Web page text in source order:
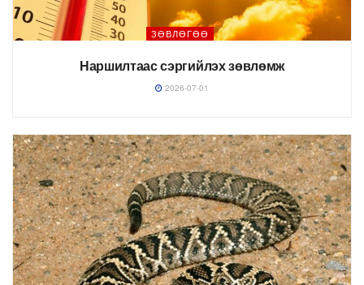
ЗӨВЛӨГӨӨ
Наршилтаас сэргийлэх зөвлөмж
2026-07-01